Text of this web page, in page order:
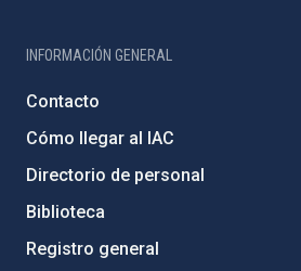
INFORMACIÓN GENERAL
Contacto
Cómo llegar al IAC
Directorio de personal
Biblioteca
Registro general